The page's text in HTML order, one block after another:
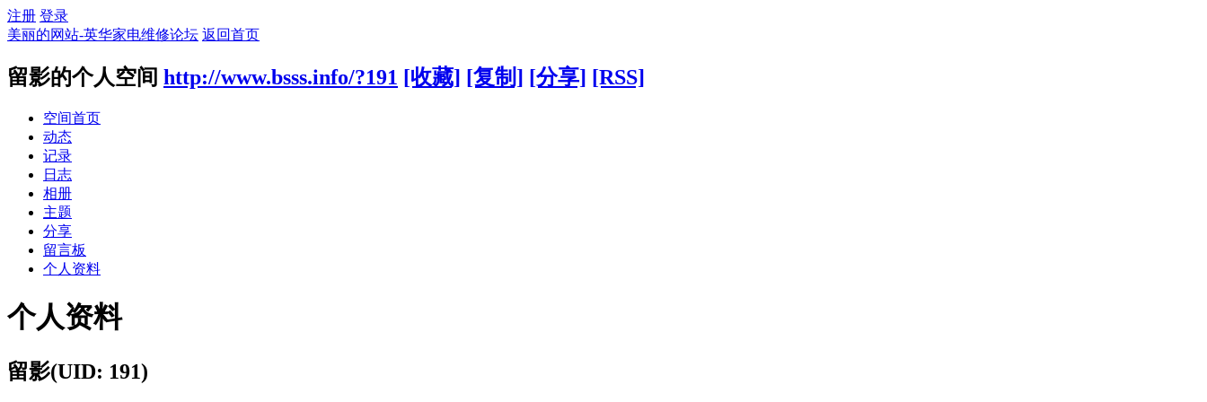
注册 登录
美丽的网站-英华家电维修论坛 返回首页
留影的个人空间 http://www.bsss.info/?191 [收藏] [复制] [分享] [RSS]
空间首页
动态
记录
日志
相册
主题
分享
留言板
个人资料
个人资料
留影(UID: 191)